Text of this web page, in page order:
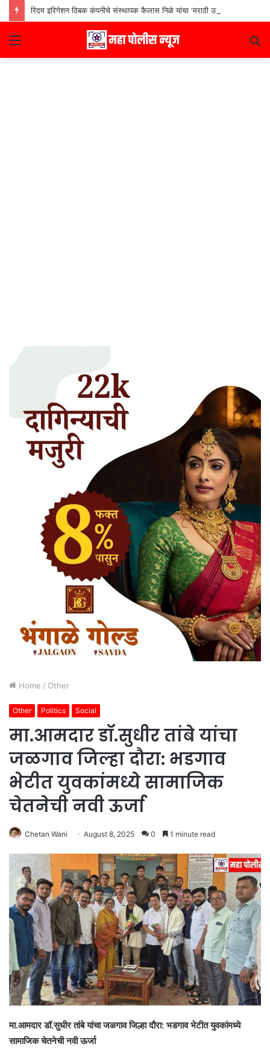
Menu
Home / Other
Other Politics Social
मा.आमदार डॉ.सुधीर तांबे यांचा
जळगाव जिल्हा दौरा: भडगाव
भेटीत युवकांमध्ये सामाजिक
चेतनेची नवी ऊर्जा
Chetan Wani August 8, 2025 0 1 minute read
मा.आमदार डॉ.सुधीर तांबे यांचा जळगाव जिल्हा दौरा: भडगाव भेटीत युवकांमध्ये
सामाजिक चेतनेची नवी ऊर्जा